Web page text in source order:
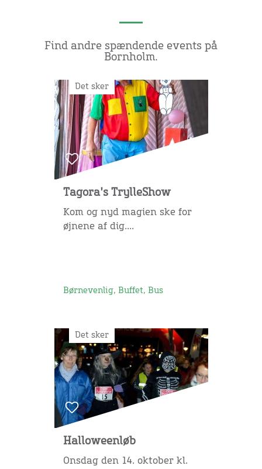
Find andre spændende events på
Bornholm.
Det sker
Tagora's TrylleShow
Kom og nyd magien ske for
øjnene af dig....
Børnevenlig, Buffet, Bus
Det sker
Halloweenløb
Onsdag den 14. oktober kl.